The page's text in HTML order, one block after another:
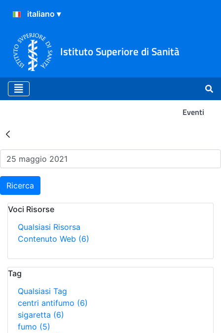
Istituto Superiore di Sanità
Eventi
Risultati della Ricerca -
Ricerca
Voci Risorse
Qualsiasi Risorsa
Contenuto Web (6)
Tag
Qualsiasi Tag
centri antifumo (6)
sigaretta (6)
fumo (5)